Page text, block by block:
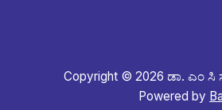
Copyright © 2026 ಡಾ. ಎಂ ಸಿ
Powered by